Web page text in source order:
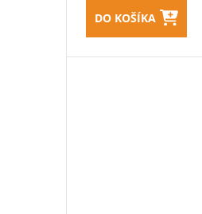
v
t
DO KOŠÍKA